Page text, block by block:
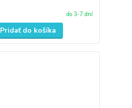
do 3-7 dní
Pridať do košíka